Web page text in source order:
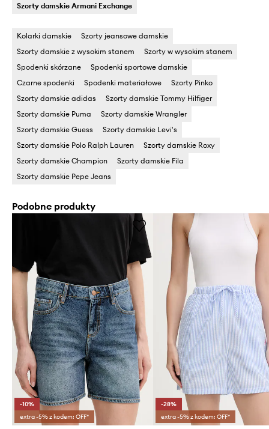
Szorty damskie Armani Exchange
Kolarki damskie
Szorty jeansowe damskie
Szorty damskie z wysokim stanem
Szorty w wysokim stanem
Spodenki skórzane
Spodenki sportowe damskie
Czarne spodenki
Spodenki materiałowe
Szorty Pinko
Szorty damskie adidas
Szorty damskie Tommy Hilfiger
Szorty damskie Puma
Szorty damskie Wrangler
Szorty damskie Guess
Szorty damskie Levi's
Szorty damskie Polo Ralph Lauren
Szorty damskie Roxy
Szorty damskie Champion
Szorty damskie Fila
Szorty damskie Pepe Jeans
Podobne produkty
-10%
extra -5% z kodem: OFF*
-28%
extra -5% z kodem: OFF*